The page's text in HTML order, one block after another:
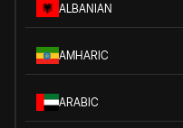
ALBANIAN
AMHARIC
ARABIC